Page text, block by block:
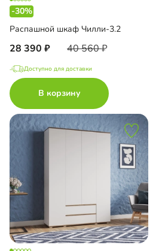
-30%
Распашной шкаф Чилли-3.2
28 390 40 560
Доступно для доставки
В корзину